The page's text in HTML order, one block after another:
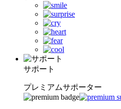
サポート
プレミアムサポーター